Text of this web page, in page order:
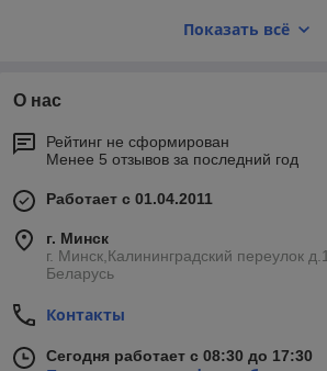
оборудования. Применение
В классической системе вентиляции в
среду выбрасывается драгоценное тепло,
одновременно тратится большое
можно сделать, чтобы не выбрасывать
трубу»? Ответ очевиден. Необходимо
приточно-вытяжные установки которые
вытяжного воздуха подогревать
называется утилизацией или
бывают трех основных типов:
(пластинчатые), противоточные
Показать всё
О нас
Рейтинг не сформирован
Менее 5 отзывов за последний год
Работает с 01.04.2011
г. Минск
г. Минск,Калининградский переулок
Беларусь
Контакты
Сегодня работает с 08:30 до 17:30